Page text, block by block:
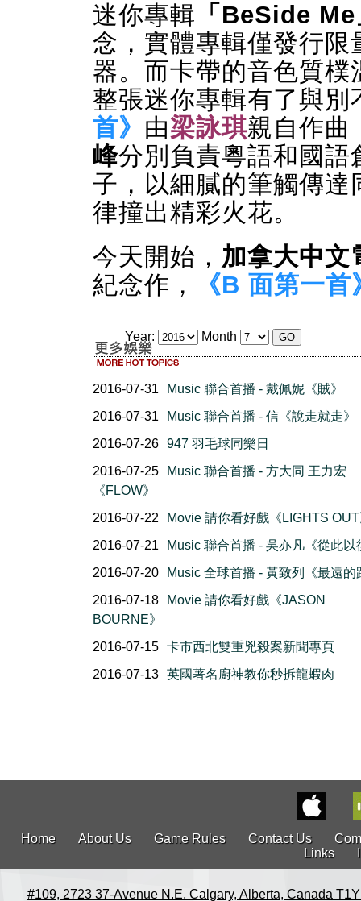
迷你專輯 「BeSide
念，實體專輯僅發行
器。而卡帶的音色質
整張迷你專輯有了與別
首》 由梁詠琪親自作曲
峰分別負責粵語和國
子，以細膩的筆觸傳
律撞出精彩火花。
今天開始， 加拿大中文
紀念作，
《B 面第一首
Year: Month
2016-07-31
Music 聯合首播 - 戴佩妮《賊》
2016-07-31
Music 聯合首播 - 信《說走就走》
2016-07-26 947 羽毛球同樂日
2016-07-25
Music 聯合首播 - 方大同 王力宏
《FLOW》
2016-07-22
Movie 請你看好戲《LIGHTS
2016-07-21
Music 聯合首播 - 吳亦凡《從此以
2016-07-20
Music 全球首播 - 黃致列《最遠的
2016-07-18
Movie 請你看好戲《JASON
BOURNE》
2016-07-15 卡市西北雙重兇殺案新聞專頁
2016-07-13 英國著名廚神教你秒拆龍蝦肉
Home About Us Game Rules Contact Us
Links
#109, 2723 37-Avenue N.E. Calgary, Alberta, Canada